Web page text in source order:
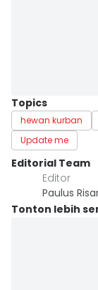
Topics
hewan kurban
Update me
Editorial Team
Editor
Paulus
Tonton lebih